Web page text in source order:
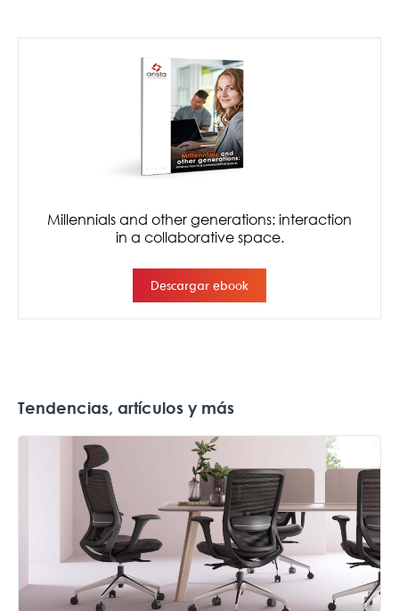
Tendencias, artículos y más